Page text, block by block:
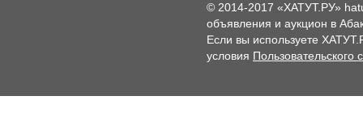
© 2014-2017 «ХАТУТ.РУ»
объявления и аукцион в
Если вы используете
условия Пользовательского